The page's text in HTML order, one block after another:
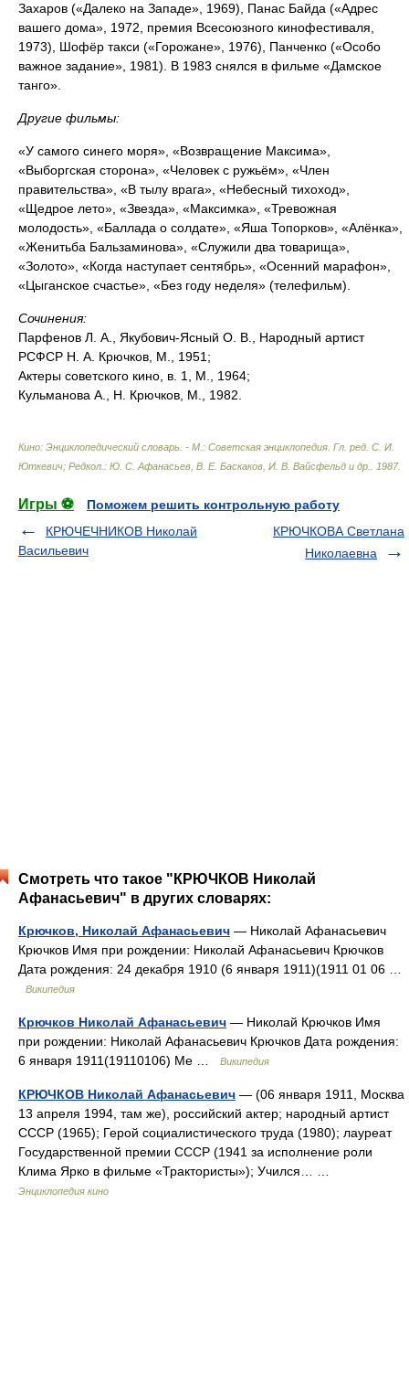
Захаров («Далеко на Западе», 1969), Панас Байда («Адрес
вашего дома», 1972, премия Всесоюзного кинофестиваля,
1973), Шофёр такси («Горожане», 1976), Панченко («Особо
важное задание», 1981). В 1983 снялся в фильме «Дамское
танго».
Другие фильмы:
«У самого синего моря», «Возвращение Максима»,
«Выборгская сторона», «Человек с ружьём», «Член
правительства», «В тылу врага», «Небесный тихоход»,
«Щедрое лето», «Звезда», «Максимка», «Тревожная
молодость», «Баллада о солдате», «Яша Топорков», «Алёнка»,
«Женитьба Бальзаминова», «Служили два товарища»,
«Золото», «Когда наступает сентябрь», «Осенний марафон»,
«Цыганское счастье», «Без году неделя» (телефильм).
Сочинения:
Парфенов Л. А., Якубович-Ясный О. В., Народный артист
РСФСР Н. А. Крючков, М., 1951;
Актеры советского кино, в. 1, М., 1964;
Кульманова А., Н. Крючков, М., 1982.
Кино: Энциклопедический словарь. - М.: Советская энциклопедия Гл. ред. С. И.
Юткевич; Редкол.: Ю. С. Афанасьев, В. Е. Баскаков, И. В. Вайсфельд и др.
1987.
Игры ⚽
Поможем решить контрольную работу
КРЮЧЕЧНИКОВ Николай
Васильевич
КРЮЧКОВА Светлана
Николаевна
Смотреть что такое "КРЮЧКОВ Николай
Афанасьевич" в других словарях:
Крючков, Николай Афанасьевич — Николай Афанасьевич
Крючков Имя при рождении: Николай Афанасьевич Крючков
Дата рождения: 24 декабря 1910 (6 января 1911)(1911 01 06 …
Википедия
Крючков Николай Афанасьевич — Николай Крючков Имя
при рождении: Николай Афанасьевич Крючков Дата рождения:
6 января 1911(19110106) Ме …
Википедия
КРЮЧКОВ Николай Афанасьевич — (06 января 1911, Москва
13 апреля 1994, там же), российский актер; народный артист
СССР (1965); Герой социалистического труда (1980); лауреат
Государственной премии СССР (1941 за исполнение роли
Клима Ярко в фильме «Трактористы»); Учился… …
Энциклопедия кино